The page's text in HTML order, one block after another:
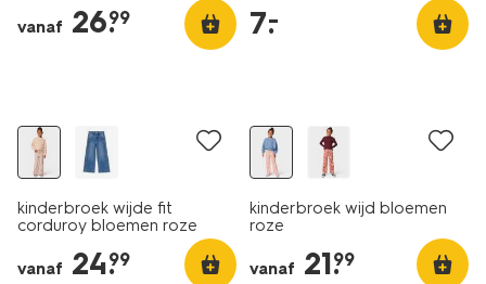
vanaf 26.
99 7.
–
kinderbroek wijde fit
corduroy bloemen roze
vanaf 24.
99
kinderbroek wijd bloemen
roze
vanaf 21.
99